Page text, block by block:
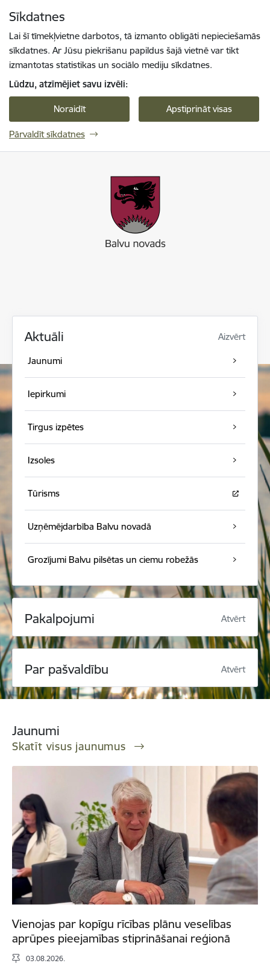
Sīkdatnes
Lai šī tīmekļvietne darbotos, tā izmanto obligāti nepieciešamās
sīkdatnes. Ar Jūsu piekrišanu papildus šajā vietnē var tikt
izmantotas statistikas un sociālo mediju sīkdatnes.
Lūdzu, atzīmējiet savu izvēli:
Noraidīt Apstiprināt visas
Pārvaldīt sīkdatnes
Aktuāli Aizvērt
Jaunumi
Iepirkumi
Tirgus izpētes
Izsoles
Tūrisms
Uzņēmējdarbība Balvu novadā
Grozījumi Balvu pilsētas un ciemu robežās
Pakalpojumi Atvērt
Par pašvaldību Atvērt
Jaunumi
Skatīt visus jaunumus
Vienojas par kopīgu rīcības plānu veselības
aprūpes pieejamības stiprināšanai reģionā
03.08.2026.